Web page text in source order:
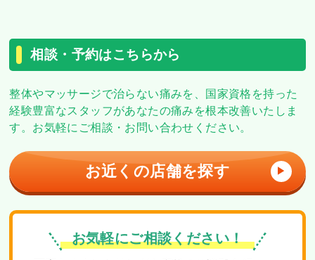
相談・予約はこちらから
整体やマッサージで治らない痛みを、
国家資格を持った
経験豊富なスタッフがあなたの痛みを根本改善いたしま
す。 お気軽にご相談・お問い合わせください。
お近くの店舗を探す ▶
お気軽にご相談ください！